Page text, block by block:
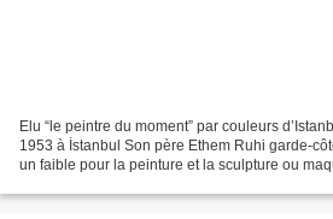
Elu “le peintre du moment” par couleurs
1953 à İstanbul Son père Ethem Ruhi garde-
un faible pour la peinture et la sculpture ou